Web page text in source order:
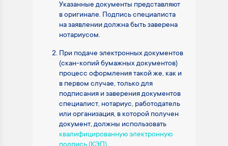
Указанные документы представляют
в оригинале. Подпись специалиста
на заявлении должна быть заверена
нотариусом.
При подаче электронных документов
(скан-копий бумажных документов)
процесс оформления такой же, как и
в первом случае, только для
подписания и заверения документов
специалист, нотариус, работодатель
или организация, в которой получен
документ, должны использовать
квалифицированную электронную